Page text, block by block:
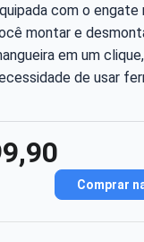
com o engate
montar e
em um
de usar
Comprar